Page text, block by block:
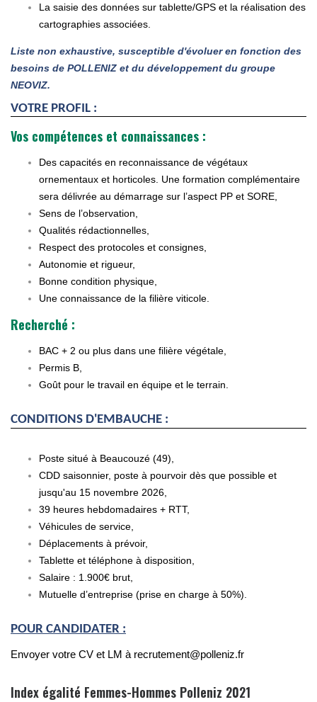
La saisie des données sur tablette/GPS et la réalisation des
cartographies associées.
Liste non exhaustive, susceptible d'évoluer en fonction des
besoins de POLLENIZ et du développement du groupe
NEOVIZ.
VOTRE PROFIL :
Vos compétences et connaissances :
Des capacités en reconnaissance de végétaux
ornementaux et horticoles. Une formation complémentaire
sera délivrée au démarrage sur l’aspect PP et SORE,
Sens de l’observation,
Qualités rédactionnelles,
Respect des protocoles et consignes,
Autonomie et rigueur,
Bonne condition physique,
Une connaissance de la filière viticole.
Recherché :
BAC + 2 ou plus dans une filière végétale,
Permis B,
Goût pour le travail en équipe et le terrain.
CONDITIONS D'EMBAUCHE :
Poste situé à Beaucouzé (49),
CDD saisonnier, poste à pourvoir dès que possible et
jusqu'au 15 novembre 2026,
39 heures hebdomadaires + RTT,
Véhicules de service,
Déplacements à prévoir,
Tablette et téléphone à disposition,
Salaire : 1.900€ brut,
Mutuelle d’entreprise (prise en charge à 50%).
POUR CANDIDATER :
Envoyer votre CV et LM à recrutement@polleniz.fr
Index égalité Femmes-Hommes Polleniz 2021